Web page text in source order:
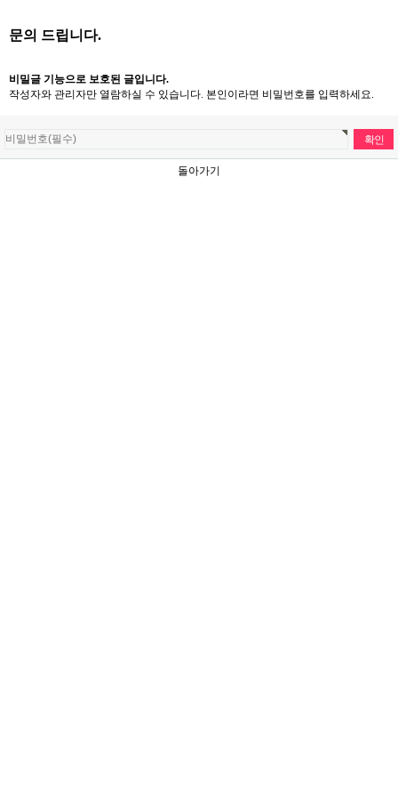
문의 드립니다.
비밀글 기능으로 보호된 글입니다.
작성자와 관리자만 열람하실 수 있습니다. 본인이라면 비밀번호를 입력하세요.
돌아가기